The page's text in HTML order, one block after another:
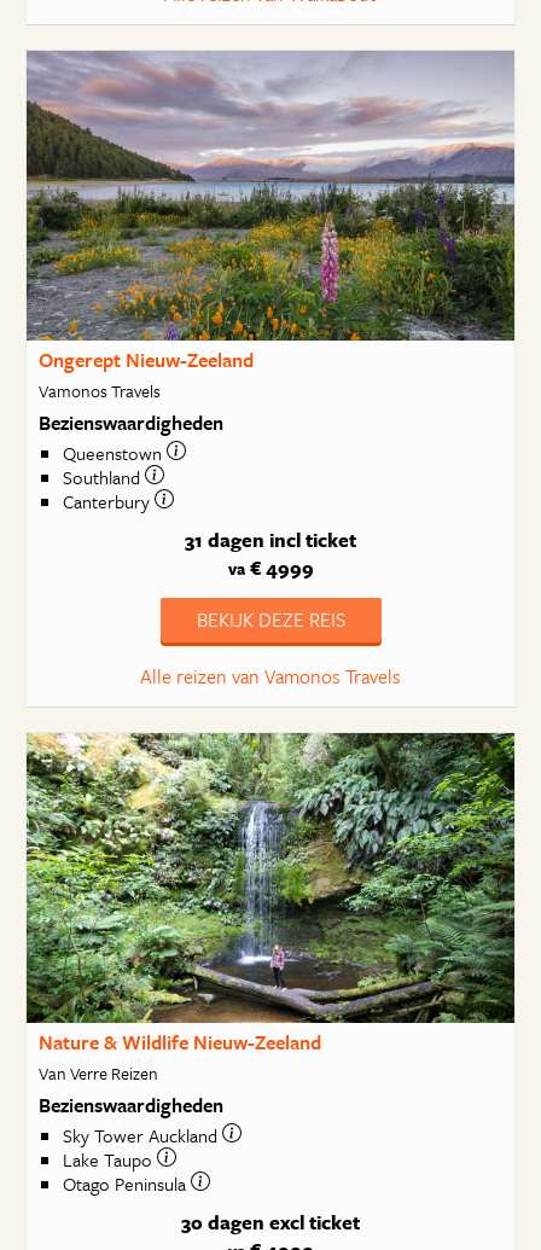
Ongerept Nieuw-Zeeland
Vamonos Travels
Bezienswaardigheden
Queenstown
Southland
Canterbury
31 dagen incl ticket
va€ 4999
BEKIJK DEZE REIS
Alle reizen van Vamonos Travels
Nature & Wildlife Nieuw-Zeeland
Van Verre Reizen
Bezienswaardigheden
Sky Tower Auckland
Lake Taupo
Otago Peninsula
30 dagen excl ticket